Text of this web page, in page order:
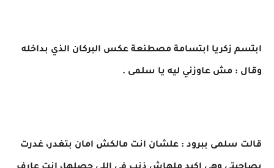
ابتسم زكريا ابتسامة مصطنعة عكس البركان الذي بداخله
وقال : مش عاوزني ليه يا سلمى .
قالت سلمى ببرود : علشان انت مالكش امان بتغدر، غدرت